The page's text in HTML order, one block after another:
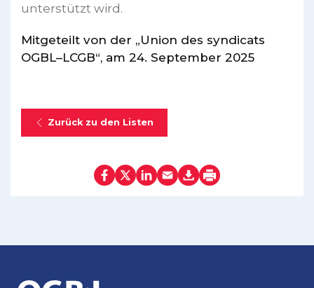
unterstützt wird.
Mitgeteilt von der „Union des syndicats
OGBL–LCGB“, am 24. September 2025
Zurück zu den Listen